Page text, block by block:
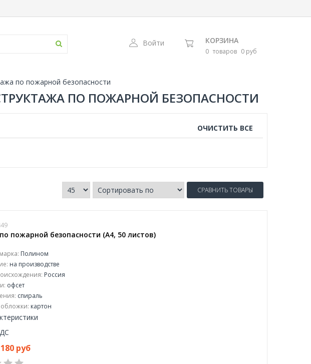
Войти КОРЗИНА
0 товаров 0 руб
по пожарной безопасности
ПО ПОЖАРНОЙ БЕЗОПАСНОСТИ
ОЧИСТИТЬ ВСЕ
СРАВНИТЬ ТОВАРЫ
пожарной безопасности (А4, 50 листов)
Полином
на производстве
Россия
офсeт
спираль
картон
180 руб